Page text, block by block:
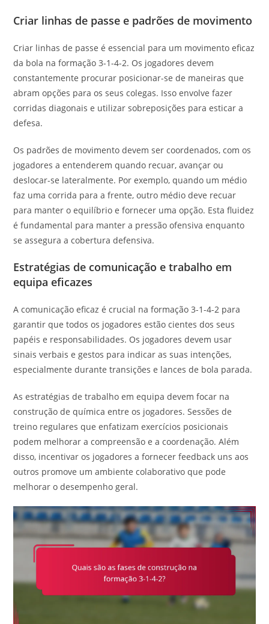
Criar linhas de passe e padrões de movimento
Criar linhas de passe é essencial para um movimento eficaz
da bola na formação 3-1-4-2. Os jogadores devem
constantemente procurar posicionar-se de maneiras que
abram opções para os seus colegas. Isso envolve fazer
corridas diagonais e utilizar sobreposições para esticar a
defesa.
Os padrões de movimento devem ser coordenados, com os
jogadores a entenderem quando recuar, avançar ou
deslocar-se lateralmente. Por exemplo, quando um médio
faz uma corrida para a frente, outro médio deve recuar
para manter o equilíbrio e fornecer uma opção. Esta fluidez
é fundamental para manter a pressão ofensiva enquanto
se assegura a cobertura defensiva.
Estratégias de comunicação e trabalho em
equipa eficazes
A comunicação eficaz é crucial na formação 3-1-4-2 para
garantir que todos os jogadores estão cientes dos seus
papéis e responsabilidades. Os jogadores devem usar
sinais verbais e gestos para indicar as suas intenções,
especialmente durante transições e lances de bola parada.
As estratégias de trabalho em equipa devem focar na
construção de química entre os jogadores. Sessões de
treino regulares que enfatizam exercícios posicionais
podem melhorar a compreensão e a coordenação. Além
disso, incentivar os jogadores a fornecer feedback uns aos
outros promove um ambiente colaborativo que pode
melhorar o desempenho geral.